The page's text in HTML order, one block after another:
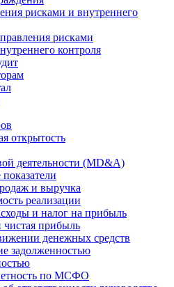
рисками и внутреннего
рисками
контроля
открытость
деятельности (MD&A)
и выручка
реализации
и налог на прибыль
прибыль
денежных средств
задолженностью
по МСФО